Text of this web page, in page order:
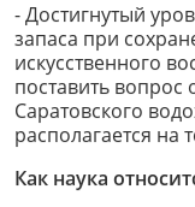
- Достигнутый
запаса при
искусственного
поставить вопрос
Саратовского
располагается на
Как наука